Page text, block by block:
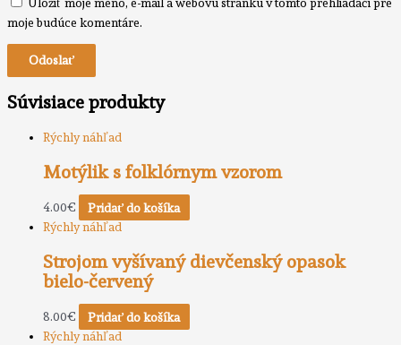
moje budúce komentáre.
Súvisiace produkty
Rýchly náhľad
Motýlik s folklórnym vzorom
4.00€
Pridať do košíka
Rýchly náhľad
Strojom vyšívaný dievčenský opasok
bielo-červený
8.00€
Pridať do košíka
Rýchly náhľad